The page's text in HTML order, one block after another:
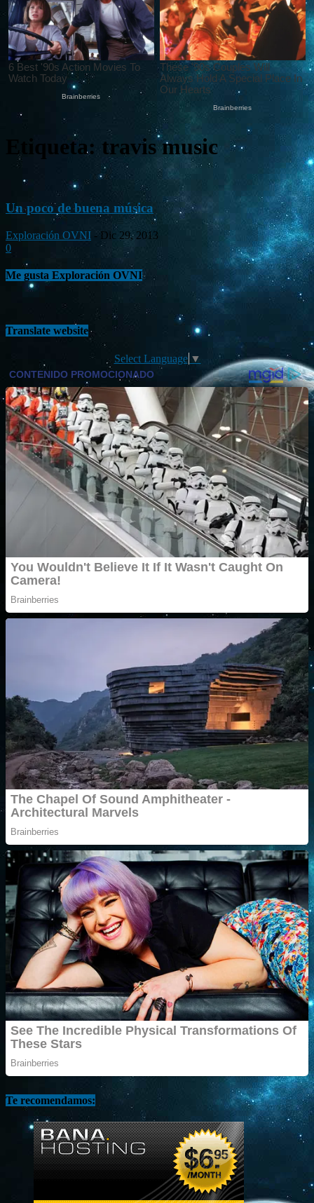
Etiqueta: travis music
Un poco de buena música
Exploración OVNI - Dic 29, 2013
0
Me gusta Exploración OVNI
Translate website
Select Language ▼
Te recomendamos: